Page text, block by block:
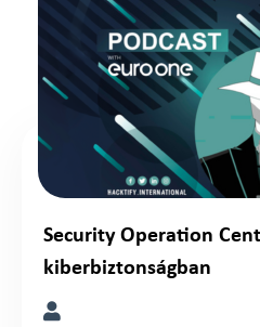
Security Operation
kiberbiztonságban